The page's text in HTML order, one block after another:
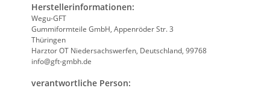
Herstellerinformationen:
Wegu-GFT
Gummiformteile GmbH, Appenröder Str. 3
Thüringen
Harztor OT Niedersachswerfen, Deutschland, 99768
info@gft-gmbh.de
verantwortliche Person: